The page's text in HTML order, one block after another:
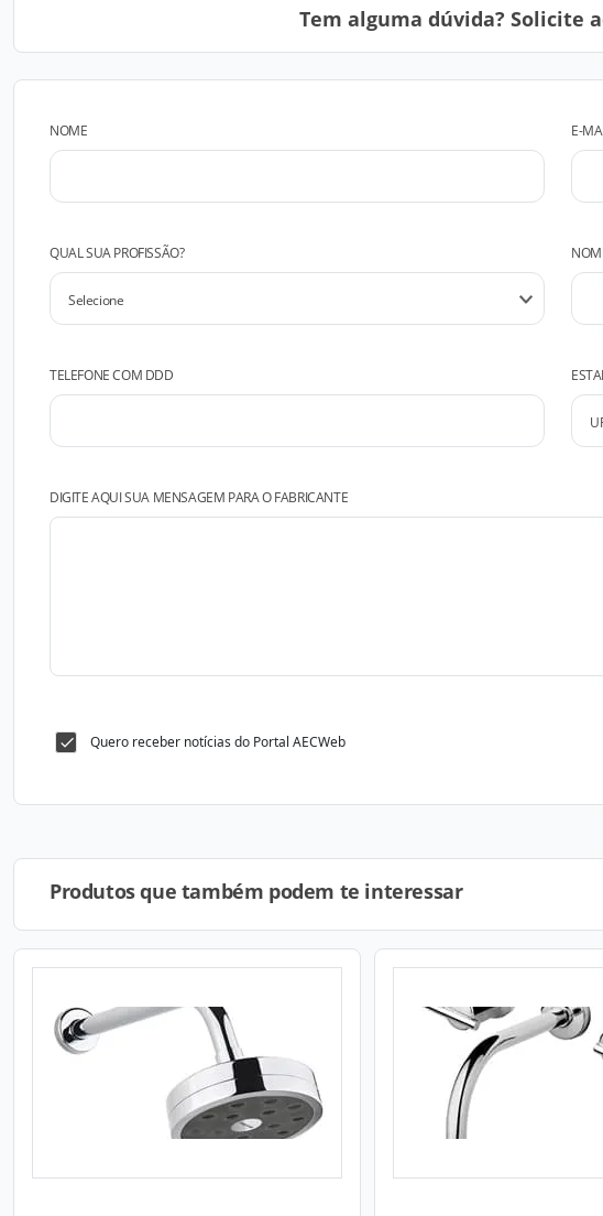
Tem alguma dúvida? Solicite
NOME E-
QUAL SUA PROFISSÃO?
TELEFONE COM DDD
DIGITE AQUI SUA MENSAGEM PARA O FABRICANTE
Quero receber notícias do Portal AECWeb
Produtos que também podem te interessar